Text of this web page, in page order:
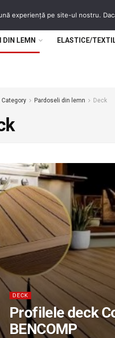
DIN LEMN ELASTICE/
Category Pardoseli din lemn Deck
DECK
Profilele deck
BENCOMP
experiență pe site-ul nostru.